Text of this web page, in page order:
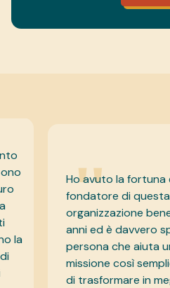
la
Ho avuto la fortuna
fondatore di
organizzazione
anni ed è davvero
persona che aiuta
missione così
di trasformare in
"